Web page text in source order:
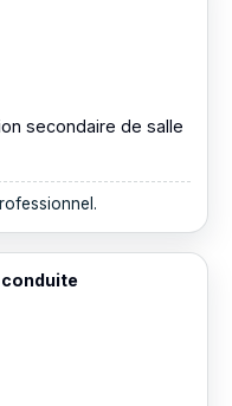
secondaire de salle